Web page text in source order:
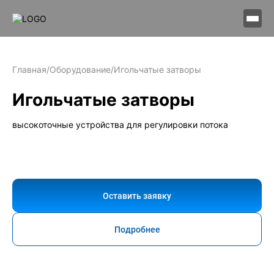
Главная/Оборудование/Игольчатые затворы
Игольчатые затворы
высокоточные устройства для регулировки потока
Оставить заявку
Подробнее